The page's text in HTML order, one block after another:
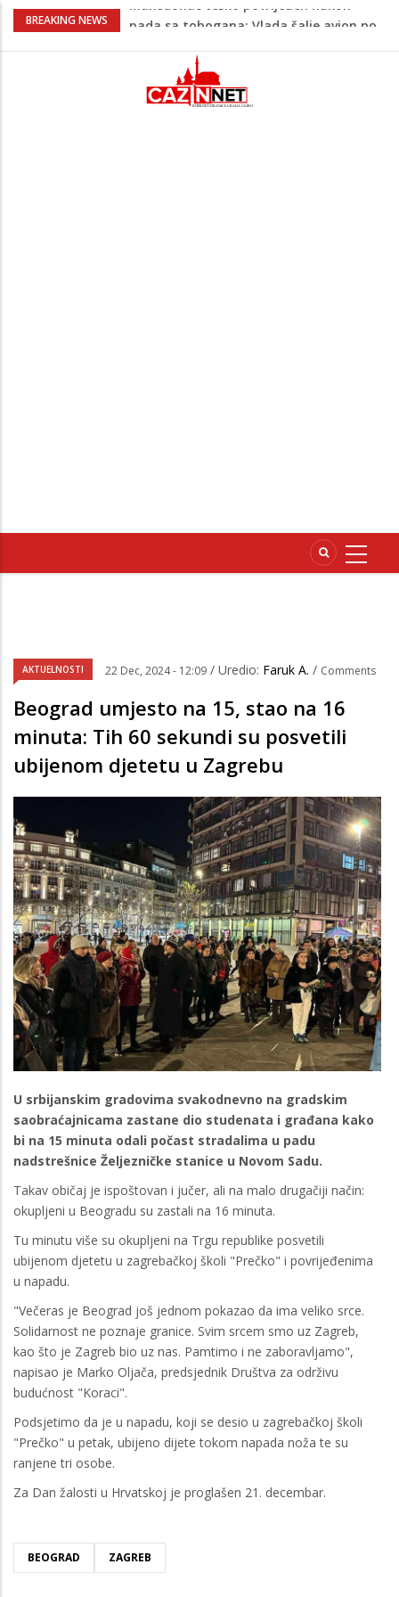
BREAKING NEWS
Kako povećati količinu mlijeka tokom
Evo kad i evo gdje nema struje u Krajini
narednih dana
AKTUELNOSTI 22 Dec, 2024 - 12:09 / Uredio: Faruk A. / Comments
Beograd umjesto na 15, stao na 16
minuta: Tih 60 sekundi su posvetili
ubijenom djetetu u Zagrebu
U srbijanskim gradovima svakodnevno na gradskim
saobraćajnicama zastane dio studenata i građana kako
bi na 15 minuta odali počast stradalima u padu
nadstrešnice Željezničke stanice u Novom Sadu.
Takav običaj je ispoštovan i jučer, ali na malo drugačiji način:
okupljeni u Beogradu su zastali na 16 minuta.
Tu minutu više su okupljeni na Trgu republike posvetili
ubijenom djetetu u zagrebačkoj školi "Prečko" i povrijeđenima
u napadu.
"Večeras je Beograd još jednom pokazao da ima veliko srce.
Solidarnost ne poznaje granice. Svim srcem smo uz Zagreb,
kao što je Zagreb bio uz nas. Pamtimo i ne zaboravljamo",
napisao je Marko Oljača, predsjednik Društva za održivu
budućnost "Koraci".
Podsjetimo da je u napadu, koji se desio u zagrebačkoj školi
"Prečko" u petak, ubijeno dijete tokom napada noža te su
ranjene tri osobe.
Za Dan žalosti u Hrvatskoj je proglašen 21. decembar.
BEOGRAD ZAGREB